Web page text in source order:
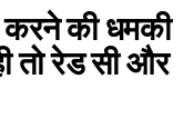
करने की धमकी
तो रेड सी और